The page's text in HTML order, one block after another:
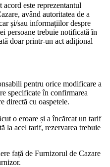
acord este reprezentantul
având autoritatea de a
și/sau informațiilor despre
persoane trebuie notificată în
doar printr-un act adițional
pentru orice modificare a
specificate în confirmarea
directă cu oaspetele.
o eroare și a încărcat un tarif
la acel tarif, rezervarea trebuie
față de Furnizorul de Cazare